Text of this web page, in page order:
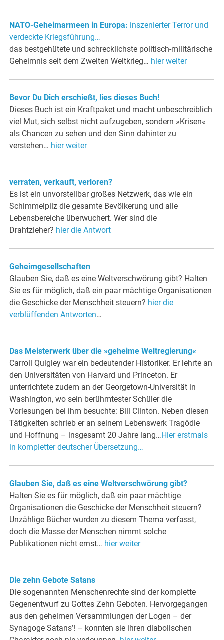
NATO-Geheimarmeen in Europa: inszenierter Terror und
verdeckte Kriegsführung…
das bestgehütete und schrecklichste politisch-militärische
Geheimnis seit dem Zweiten Weltkrieg… hier weiter
Bevor Du Dich erschießt, lies dieses Buch!
Dieses Buch ist ein Kraftpaket und macht unbeschreiblich
viel Mut, sich selbst nicht aufzugeben, sondern »Krisen«
als Chancen zu sehen und den Sinn dahinter zu
verstehen… hier weiter
verraten, verkauft, verloren?
Es ist ein unvorstellbar großes Netzwerk, das wie ein
Schimmelpilz die gesamte Bevölkerung und alle
Lebensbereiche überwuchert. Wer sind die
Drahtzieher? hier die Antwort
Geheimgesellschaften
Glauben Sie, daß es eine Weltverschwörung gibt? Halten
Sie es für möglich, daß ein paar mächtige Organisationen
die Geschicke der Menschheit steuern? hier die
verblüffenden Antworten…
Das Meisterwerk über die »geheime Weltregierung«
Carroll Quigley war ein bedeutender Historiker. Er lehrte an
den Universitäten von Harvard und Princeton. Er
unterrichtete zudem an der Georgetown-Universität in
Washington, wo sein berühmtester Schüler die
Vorlesungen bei ihm besuchte: Bill Clinton. Neben diesen
Tätigkeiten schrieb er an seinem Lebenswerk Tragödie
und Hoffnung – insgesamt 20 Jahre lang…Hier erstmals
in kompletter deutscher Übersetzung…
Glauben Sie, daß es eine Weltverschwörung gibt?
Halten Sie es für möglich, daß ein paar mächtige
Organisationen die Geschicke der Menschheit steuern?
Unzählige Bücher wurden zu diesem Thema verfasst,
doch die Masse der Menschen nimmt solche
Publikationen nicht ernst… hier weiter
Die zehn Gebote Satans
Die sogenannten Menschenrechte sind der komplette
Gegenentwurf zu Gottes Zehn Geboten. Hervorgegangen
aus den geheimen Versammlungen der Logen – der
Synagoge Satans’! – konnten sie ihren diabolischen